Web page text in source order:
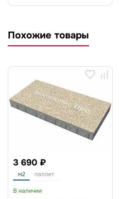
Похожие товары
3 690 ₽
м2 паллет
В наличии